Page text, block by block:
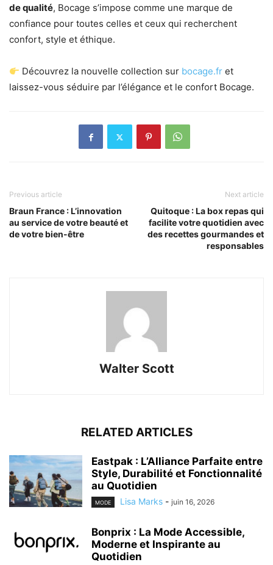
de qualité, Bocage s’impose comme une marque de
confiance pour toutes celles et ceux qui recherchent
confort, style et éthique.
Découvrez la nouvelle collection sur bocage.fr et
laissez-vous séduire par l’élégance et le confort Bocage.
Previous article
Braun France : L’innovation
au service de votre beauté et
de votre bien-être
Next article
Quitoque : La box repas qui
facilite votre quotidien avec
des recettes gourmandes et
responsables
Walter Scott
RELATED ARTICLES
Eastpak : L’Alliance Parfaite entre
Style, Durabilité et Fonctionnalité
au Quotidien
MODE Lisa Marks - juin 16, 2026
Bonprix : La Mode Accessible,
Moderne et Inspirante au
Quotidien